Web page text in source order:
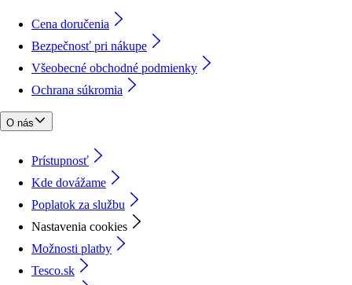
Cena doručenia
Bezpečnosť pri nákupe
Všeobecné obchodné podmienky
Ochrana súkromia
O nás
Prístupnosť
Kde dovážame
Poplatok za službu
Nastavenia cookies
Možnosti platby
Tesco.sk